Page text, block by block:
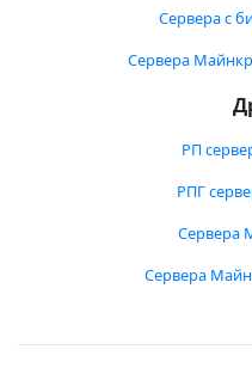
Сервера с
Сервера
РП
РПГ
Сервера
Сервера